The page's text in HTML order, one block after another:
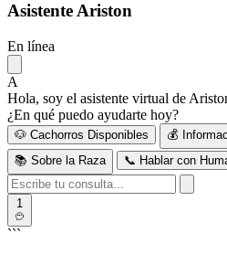
Asistente Ariston
En línea
A
Hola, soy el asistente virtual de
¿En qué puedo ayudarte hoy?
🐶 Cachorros Disponibles
💰
📚 Sobre la Raza
📞 Hablar con
1
```